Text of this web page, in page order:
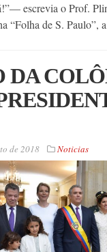
escrevia o Prof.
“Folha de S. Paulo”,
DA
de 2018 Noticias